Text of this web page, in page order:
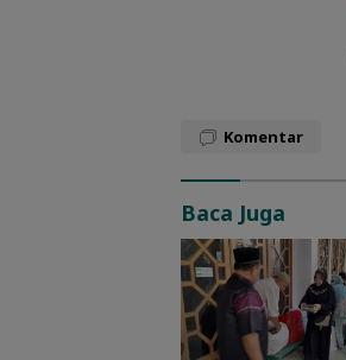
Komentar
Baca Juga